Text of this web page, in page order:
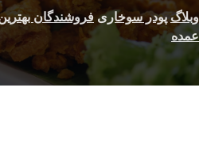
وبلاگ پودر سوخاری فروشندگان
عمده